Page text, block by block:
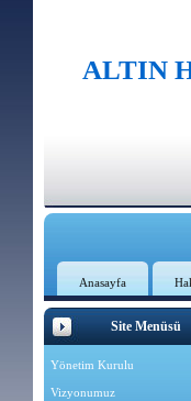
ALTIN
Anasayfa
Site Menüsü
Yönetim Kurulu
Vizyonumuz